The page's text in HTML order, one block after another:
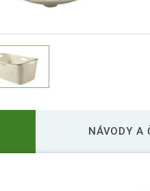
NÁVODY A